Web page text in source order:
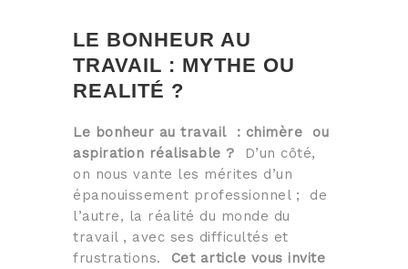
LE BONHEUR AU
TRAVAIL : MYTHE OU
REALITÉ ?
Le bonheur au travail : chimère ou
aspiration réalisable ? D’un côté,
on nous vante les mérites d’un
épanouissement professionnel ; de
l’autre, la réalité du monde du
travail , avec ses difficultés et
frustrations. Cet article vous invite